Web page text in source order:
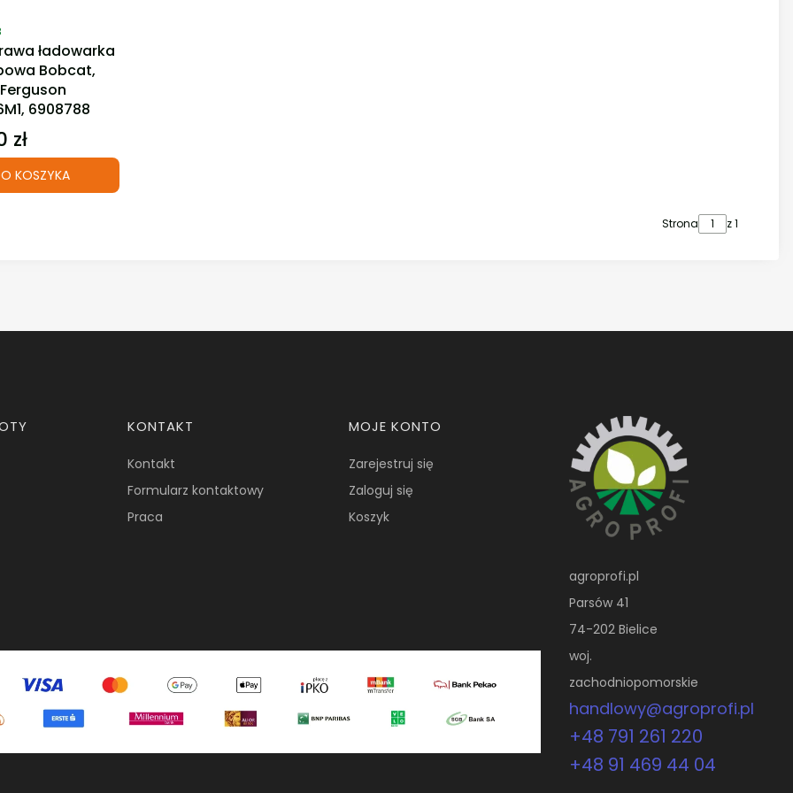
ładowarka
Bobcat,
6908788
zł
KOSZYKA
Strona z 1
KONTAKT
Kontakt
Formularz kontaktowy
Praca
MOJE KONTO
Zarejestruj się
Zaloguj się
Koszyk
agroprofi.pl
Parsów 41
74-202 Bielice
woj.
zachodniopomorskie
handlowy@agroprofi.pl
+48 791 261 220
+48 91 469 44 04